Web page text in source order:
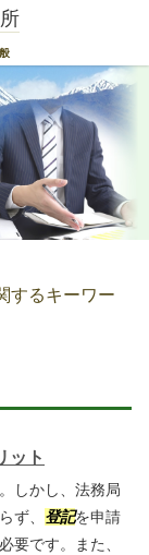
するキーワー
ット
しかし、法務局
ず、 登記を申請
要です。また、